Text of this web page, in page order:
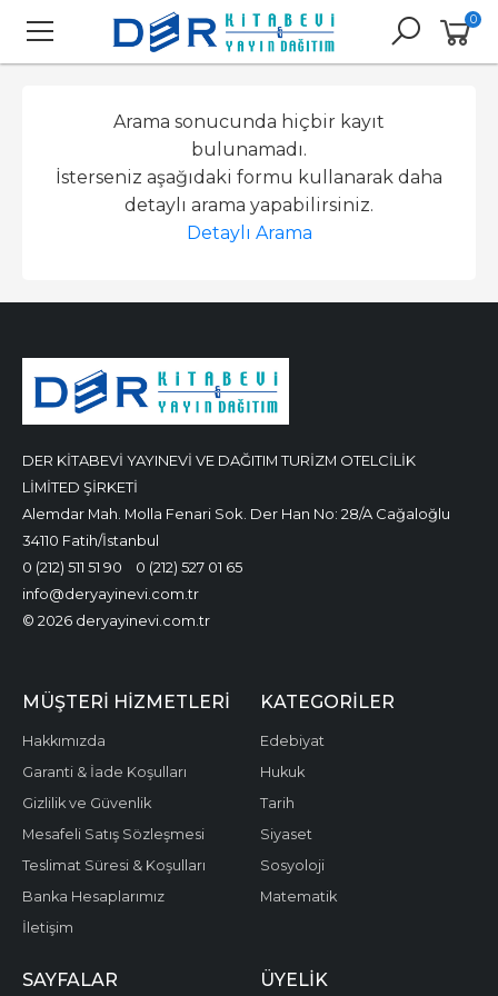
0
Arama sonucunda hiçbir kayıt
bulunamadı.
İsterseniz aşağıdaki formu kullanarak daha
detaylı arama yapabilirsiniz.
Detaylı Arama
DER KİTABEVİ YAYINEVİ VE DAĞITIM TURİZM OTELCİLİK
LİMİTED ŞİRKETİ
Alemdar Mah. Molla Fenari Sok. Der Han No: 28/A Cağaloğlu
34110 Fatih/İstanbul
0 (212) 511 51 90
0 (212) 527 01 65
info@deryayinevi.com.tr
© 2026 deryayinevi.com.tr
MÜŞTERI HIZMETLERI
Hakkımızda
Garanti & İade Koşulları
Gizlilik ve Güvenlik
Mesafeli Satış Sözleşmesi
Teslimat Süresi & Koşulları
Banka Hesaplarımız
İletişim
KATEGORILER
Edebiyat
Hukuk
Tarih
Siyaset
Sosyoloji
Matematik
SAYFALAR ÜYELIK